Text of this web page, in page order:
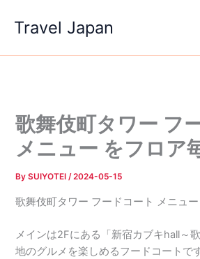
ス
Travel Japan
歌舞伎町タワー フ
メニュー をフロア
BySUIYOTEI/2024-05-15
歌舞伎町タワー フードコート メニュー
メインは2Fにある「新宿カブキhall～
地のグルメを楽しめるフードコートで